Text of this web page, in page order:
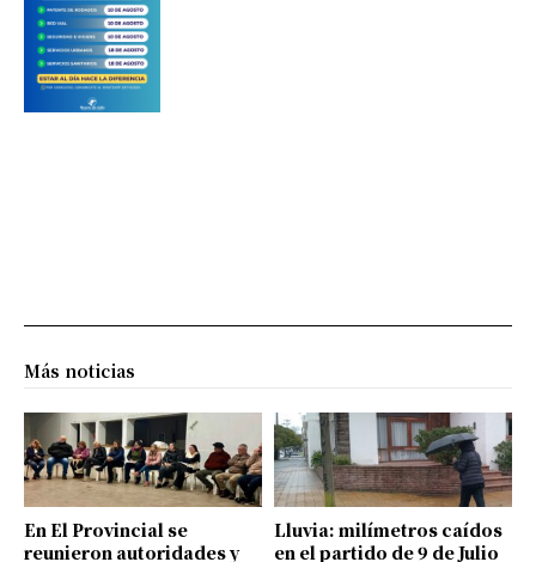
Más noticias
En El Provincial se
reunieron autoridades y
Lluvia: milímetros caídos
en el partido de 9 de Julio